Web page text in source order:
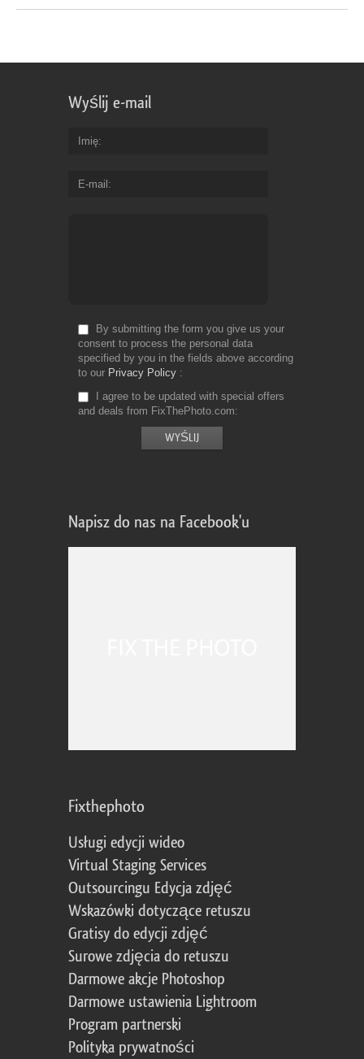
Wyślij e-mail
Imię
E-mail
By submitting the form you give us your
consent to process the personal data
specified by you in the fields above according
to our Privacy Policy
I agree to be updated with special offers
and deals from FixThePhoto.com
Napisz do nas na Facebook'u
Fixthephoto
Usługi edycji wideo
Virtual Staging Services
Outsourcingu Edycja zdjęć
Wskazówki dotyczące retuszu
Gratisy do edycji zdjęć
Surowe zdjęcia do retuszu
Darmowe akcje Photoshop
Darmowe ustawienia Lightroom
Program partnerski
Polityka prywatności